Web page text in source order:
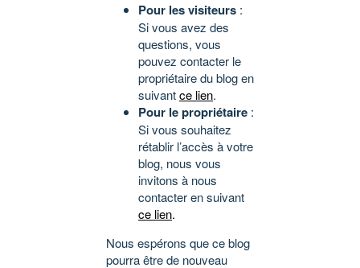
Pour les visiteurs :
Si vous avez des
questions, vous
pouvez contacter le
propriétaire du blog en
suivantce lien.
Pour le propriétaire :
Si vous souhaitez
rétablir l’accès à votre
blog, nous vous
invitons à nous
contacter en suivant
ce lien.
Nous espérons que ce blog
pourra être de nouveau